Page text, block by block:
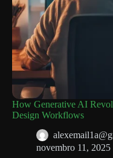
How Generative AI
Design Workflows
novembro 11, 2025